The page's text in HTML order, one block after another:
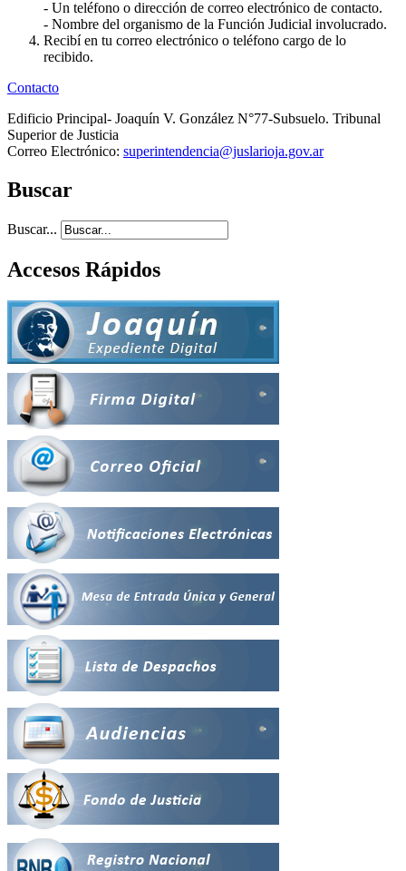
- Un teléfono o dirección de correo electrónico de contacto.
- Nombre del organismo de la Función Judicial involucrado.
Recibí en tu correo electrónico o teléfono cargo de lo
recibido.
Contacto
Edificio Principal- Joaquín V. González N°77-Subsuelo. Tribunal
Superior de Justicia
Correo Electrónico: superintendencia@juslarioja.gov.ar
Buscar
Buscar...
Accesos Rápidos